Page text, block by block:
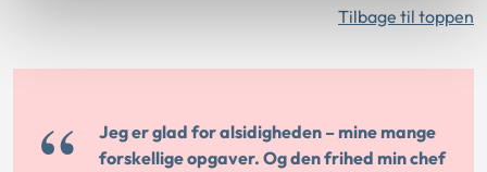
Tilbage til toppen
Jeg er glad for alsidigheden – mine mange
forskellige opgaver. Og den frihed min chef